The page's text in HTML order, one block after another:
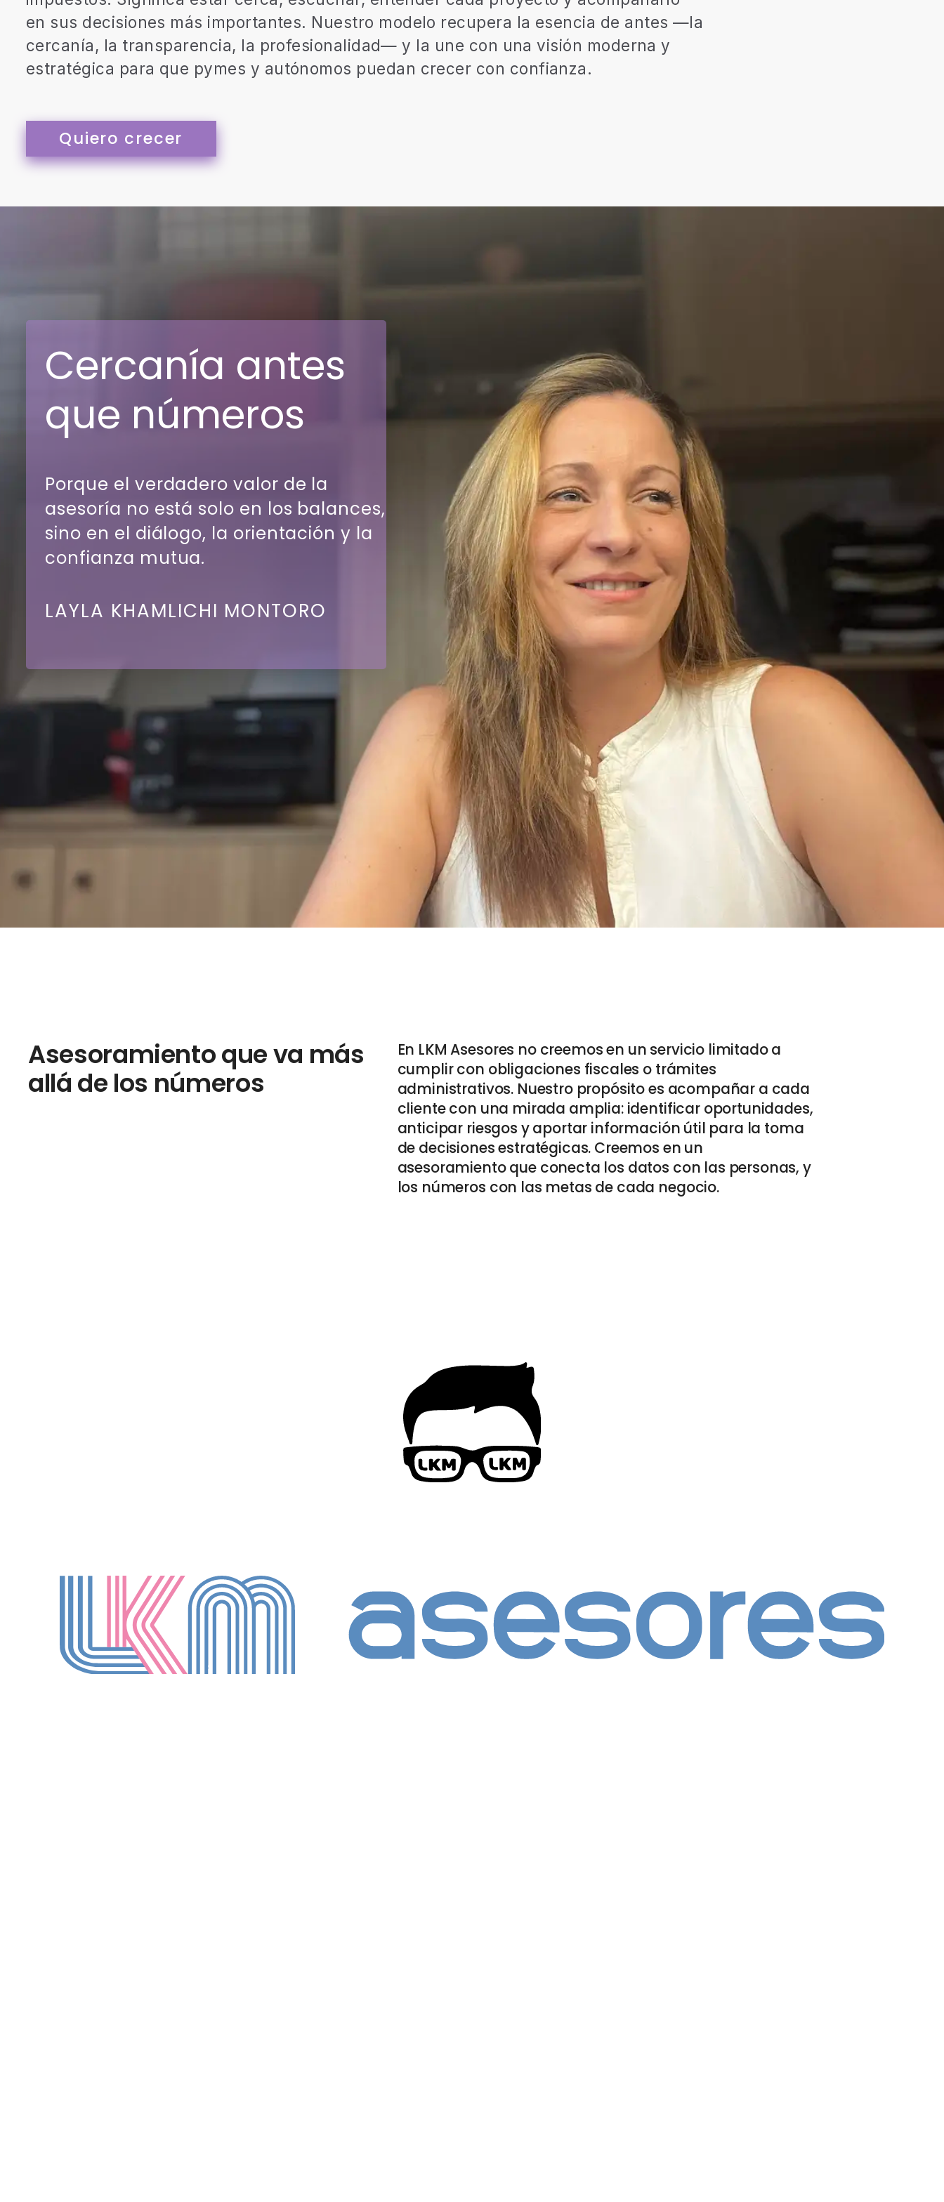
en sus decisiones más importantes. Nuestro modelo recupera la esencia de antes —la
cercanía, la transparencia, la profesionalidad— y la une con una visión moderna y
estratégica para que pymes y autónomos puedan crecer con confianza.
Quiero crecer
Porque el verdadero valor de la
asesoría no está solo en los balances,
sino en el diálogo, la orientación y la
confianza mutua.
LAYLA KHAMLICHI MONTORO
Cercanía antes
que números
Asesoramiento que va más
allá de los números
En LKM Asesores no creemos en un servicio limitado a
cumplir con obligaciones fiscales o trámites
administrativos. Nuestro propósito es acompañar a cada
cliente con una mirada amplia: identificar oportunidades,
anticipar riesgos y aportar información útil para la toma
de decisiones estratégicas. Creemos en un
asesoramiento que conecta los datos con las personas, y
los números con las metas de cada negocio.